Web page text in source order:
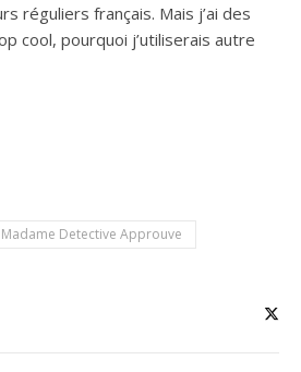
réguliers français. Mais j’ai des
cool, pourquoi j’utiliserais autre
Madame Detective Approuve